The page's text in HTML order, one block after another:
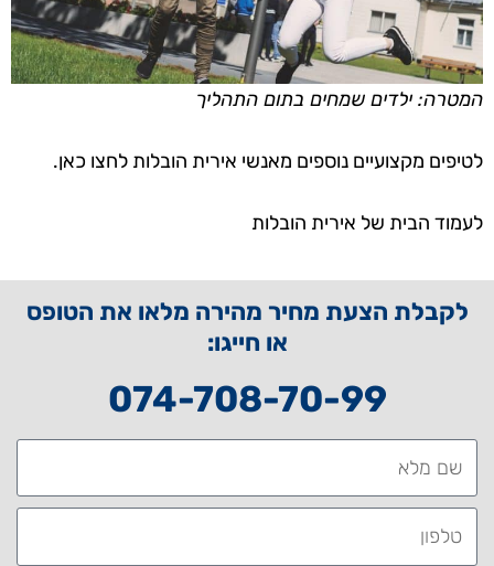
המטרה: ילדים שמחים בתום התהליך
לטיפים מקצועיים נוספים מאנשי אירית הובלות לחצו כאן.
לעמוד הבית של אירית הובלות
לקבלת הצעת מחיר מהירה מלאו את הטופס
או חייגו:
074-708-70-99